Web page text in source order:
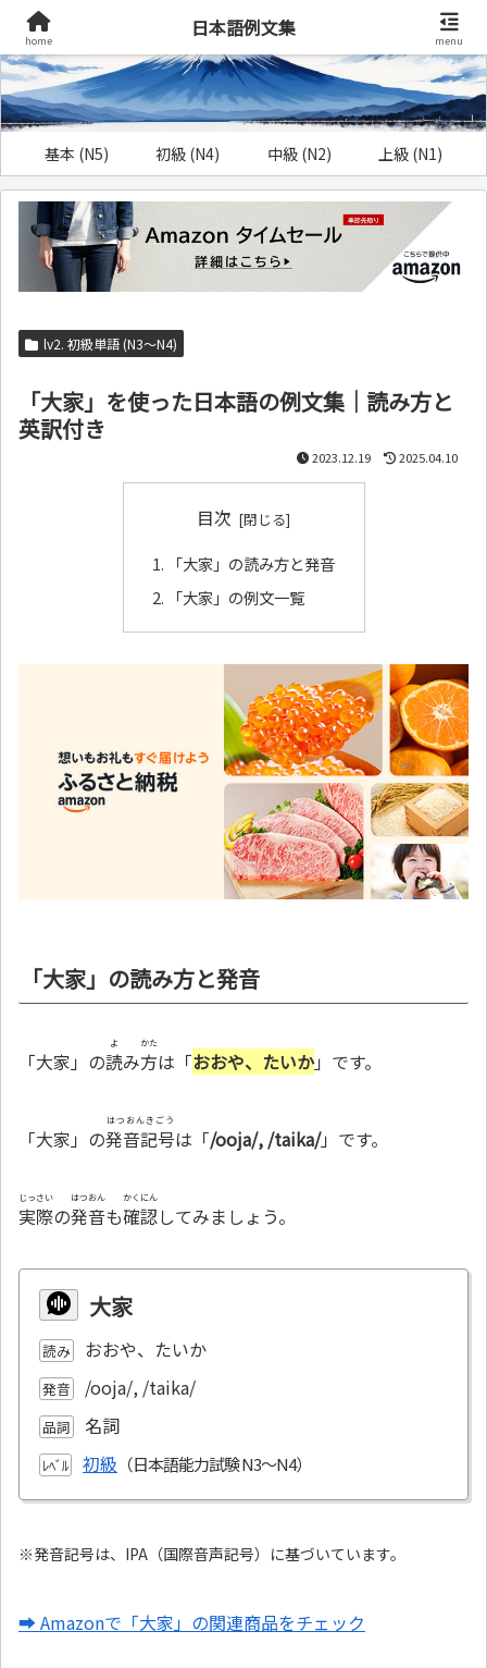
基本 (N5) 初級 (N4) 中級 (N2) 上級 (N1)
lv2. 初級単語 (N3～N4)
「大家」を使った日本語の例文集｜読み方と
英訳付き
2023.12.19 2025.04.10
目次
「大家」の読み方と発音
「大家」の例文一覧
「大家」の読み方と発音
「大家」の読
よ
み方
かた
は「おおや、たいか」です。
「大家」の発音記号
はつおんきごう
は「/ooja/, /taika/」です。
実際
じっさい
の発音
はつおん
も確認
かくにん
してみましょう。
大家
読み おおや、たいか
発音 /ooja/, /taika/
品詞 名詞
ﾚﾍﾞﾙ 初級
※発音記号は、IPA（国際音声記号）に基づいています。
➡ Amazonで「大家」の関連商品をチェック
home
日本語例文集
menu